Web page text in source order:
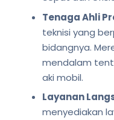
Tenaga Ahli
teknisi yang
bidangnya.
mendalam
aki mobil.
Layanan
menyediakan